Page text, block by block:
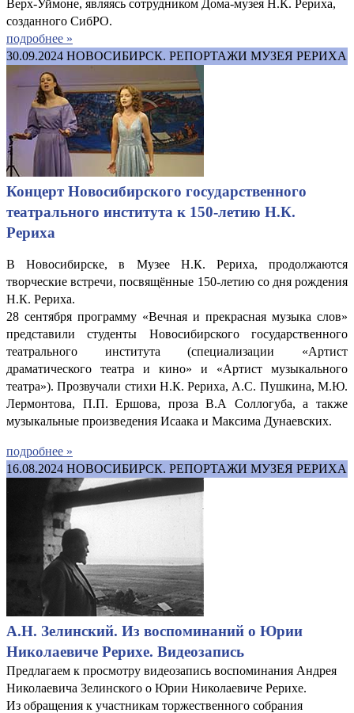
Верх-Уймоне, являясь сотрудником Дома-музея Н.К. Рериха,
созданного СибРО.
подробнее »
30.09.2024 НОВОСИБИРСК. РЕПОРТАЖИ МУЗЕЯ РЕРИХА
Концерт Новосибирского государственного
театрального института к 150-летию Н.К.
Рериха
В Новосибирске, в Музее Н.К. Рериха, продолжаются
творческие встречи, посвящённые 150-летию со дня рождения
Н.К. Рериха.
28 сентября программу «Вечная и прекрасная музыка слов»
представили студенты Новосибирского государственного
театрального института (специализации «Артист
драматического театра и кино» и «Артист музыкального
театра»). Прозвучали стихи Н.К. Рериха, А.С. Пушкина, М.Ю.
Лермонтова, П.П. Ершова, проза В.А Соллогуба, а также
музыкальные произведения Исаака и Максима Дунаевских.
подробнее »
16.08.2024 НОВОСИБИРСК. РЕПОРТАЖИ МУЗЕЯ РЕРИХА
А.Н. Зелинский. Из воспоминаний о Юрии
Николаевиче Рерихе. Видеозапись
Предлагаем к просмотру видеозапись воспоминания Андрея
Николаевича Зелинского о Юрии Николаевиче Рерихе.
Из обращения к участникам торжественного собрания